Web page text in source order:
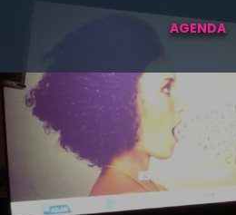
AGENDA